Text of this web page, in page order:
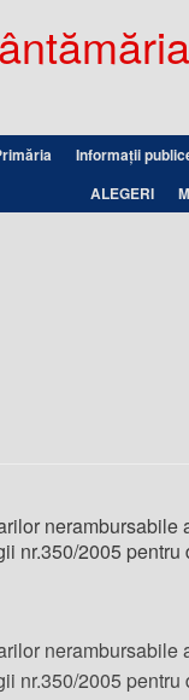
Informații
ALEGERI
nr.350/2005
nr.350/2005